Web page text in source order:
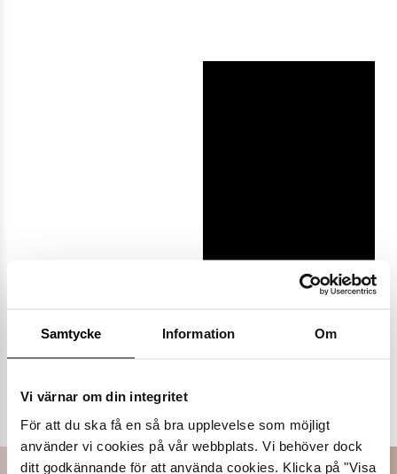
Samtycke Information Om
Vi värnar om din integritet
För att du ska få en så bra upplevelse som möjligt
använder vi cookies på vår webbplats. Vi behöver dock
ditt godkännande för att använda cookies. Klicka på "Visa
Populära varumärken